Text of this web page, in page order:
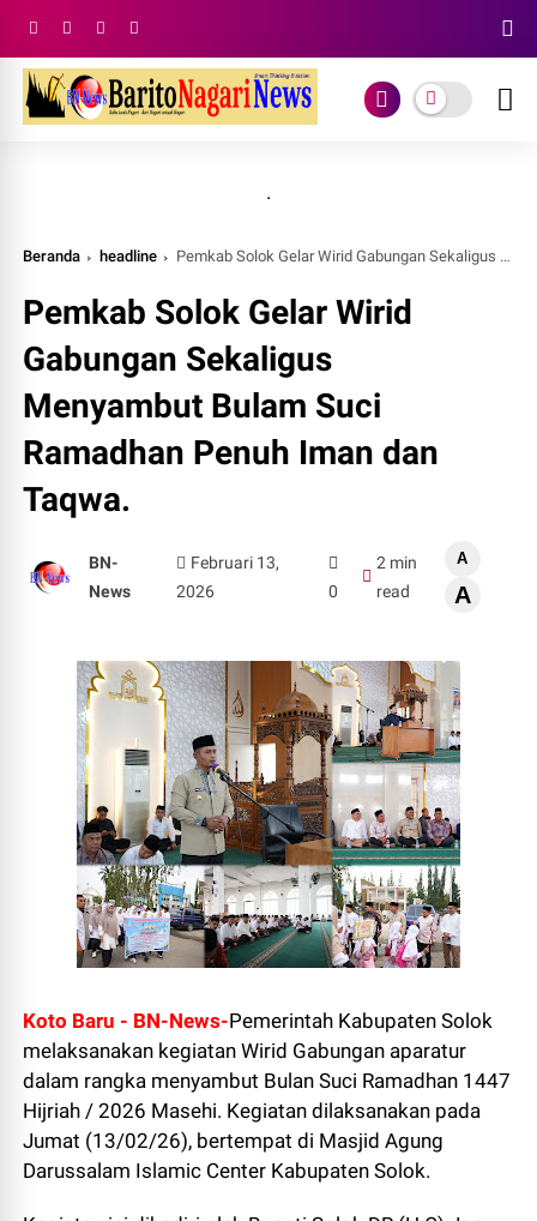
.
Beranda headline Pemkab Solok Gelar Wirid Gabungan Sekaligus Menyambut Bulam Suci Ramadhan Penuh Iman dan Taqwa.
Pemkab Solok Gelar Wirid
Gabungan Sekaligus
Menyambut Bulam Suci
Ramadhan Penuh Iman dan
Taqwa.
BN-
News
Februari 13,
2026
0
2 min
read
A
A
Koto Baru - BN-News-Pemerintah Kabupaten Solok
melaksanakan kegiatan Wirid Gabungan aparatur
dalam rangka menyambut Bulan Suci Ramadhan 1447
Hijriah / 2026 Masehi. Kegiatan dilaksanakan pada
Jumat (13/02/26), bertempat di Masjid Agung
Darussalam Islamic Center Kabupaten Solok.